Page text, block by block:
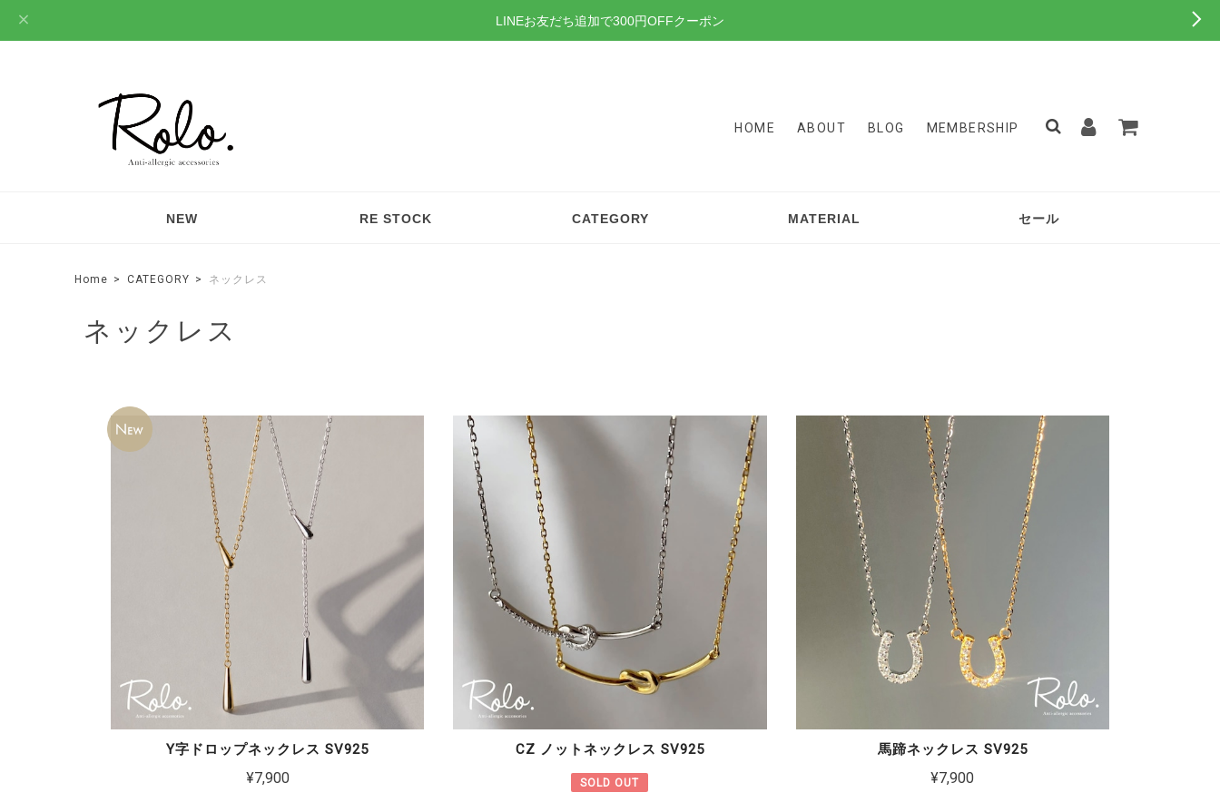
LINEお友だち追加で300円OFFクーポン
HOME ABOUT BLOG MEMBERSHIP
NEW RE STOCK CATEGORY MATERIAL セール
Home CATEGORY ネックレス
ネックレス
Y字ドロップネックレス SV925
¥7,900
CZ ノットネックレス SV925
SOLD OUT
馬蹄ネックレス SV925
¥7,900